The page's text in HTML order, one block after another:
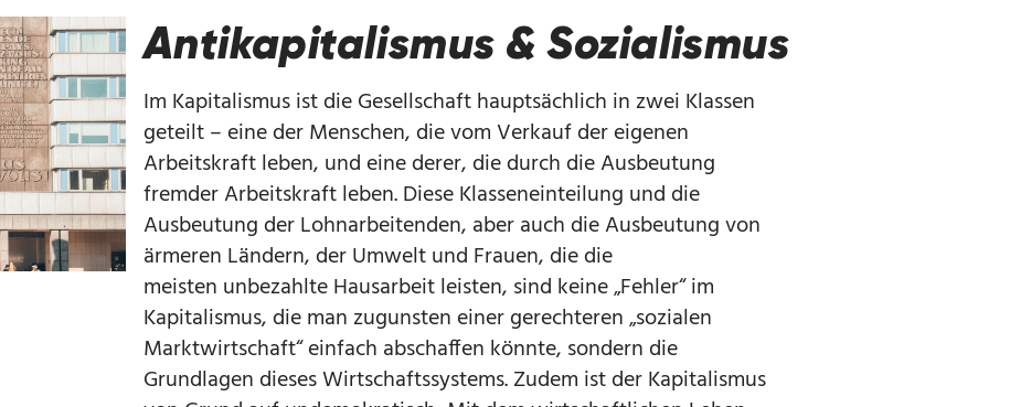
Antikapitalismus & Sozialismus
Im Kapitalismus ist die Gesellschaft hauptsächlich in zwei Klassen
geteilt – eine der Menschen, die vom Verkauf der eigenen
Arbeitskraft leben, und eine derer, die durch die Ausbeutung
fremder Arbeitskraft leben. Diese Klasseneinteilung und die
Ausbeutung der Lohnarbeitenden, aber auch die Ausbeutung von
ärmeren Ländern, der Umwelt und Frauen, die die
meisten unbezahlte Hausarbeit leisten, sind keine „Fehler“ im
Kapitalismus, die man zugunsten einer gerechteren „sozialen
Marktwirtschaft“ einfach abschaffen könnte, sondern die
Grundlagen dieses Wirtschaftssystems. Zudem ist der Kapitalismus